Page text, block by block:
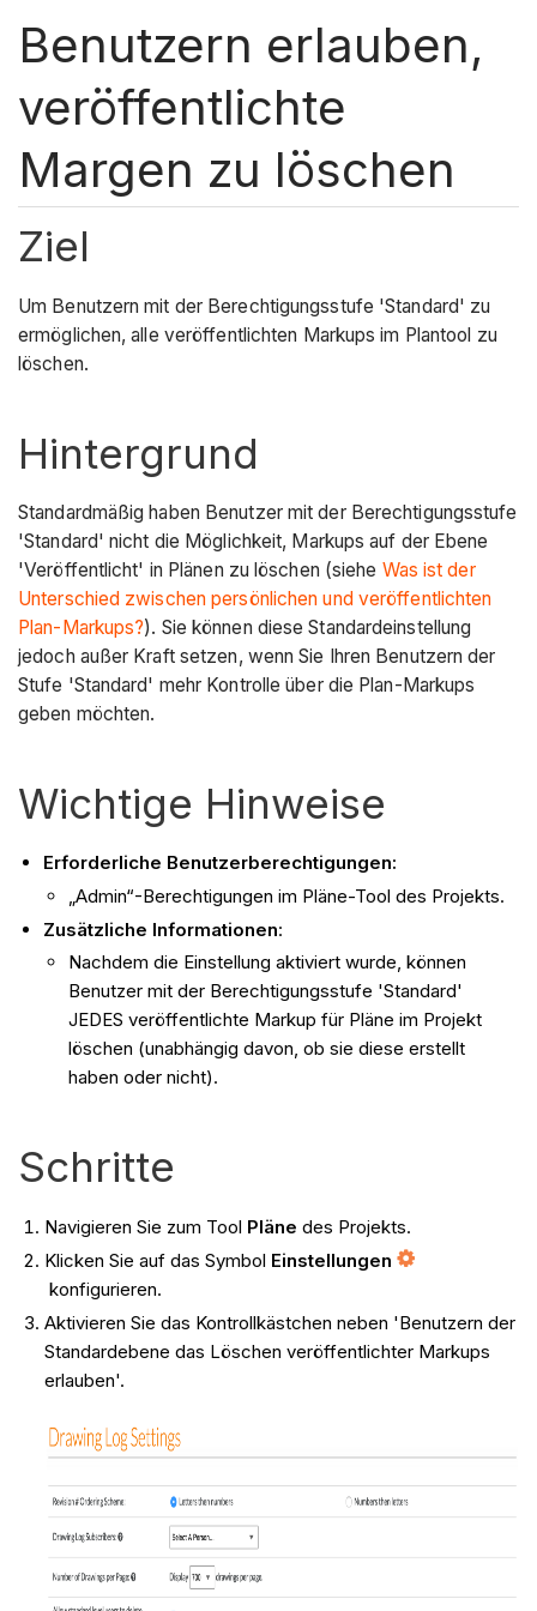
Benutzern erlauben,
veröffentlichte
Margen zu löschen
Ziel
Um Benutzern mit der Berechtigungsstufe 'Standard' zu
ermöglichen, alle veröffentlichten Markups im Plantool zu
löschen.
Hintergrund
Standardmäßig haben Benutzer mit der Berechtigungsstufe
'Standard' nicht die Möglichkeit, Markups auf der Ebene
'Veröffentlicht' in Plänen zu löschen (siehe Was ist der
Unterschied zwischen persönlichen und veröffentlichten
Plan-Markups?). Sie können diese Standardeinstellung
jedoch außer Kraft setzen, wenn Sie Ihren Benutzern der
Stufe 'Standard' mehr Kontrolle über die Plan-Markups
geben möchten.
Wichtige Hinweise
Erforderliche Benutzerberechtigungen:
„Admin“-Berechtigungen im Pläne-Tool des Projekts.
Zusätzliche Informationen:
Nachdem die Einstellung aktiviert wurde, können
Benutzer mit der Berechtigungsstufe 'Standard'
JEDES veröffentlichte Markup für Pläne im Projekt
löschen (unabhängig davon, ob sie diese erstellt
haben oder nicht).
Schritte
Navigieren Sie zum Tool Pläne des Projekts.
Klicken Sie auf das Symbol Einstellungen
konfigurieren.
Aktivieren Sie das Kontrollkästchen neben 'Benutzern der
Standardebene das Löschen veröffentlichter Markups
erlauben'.